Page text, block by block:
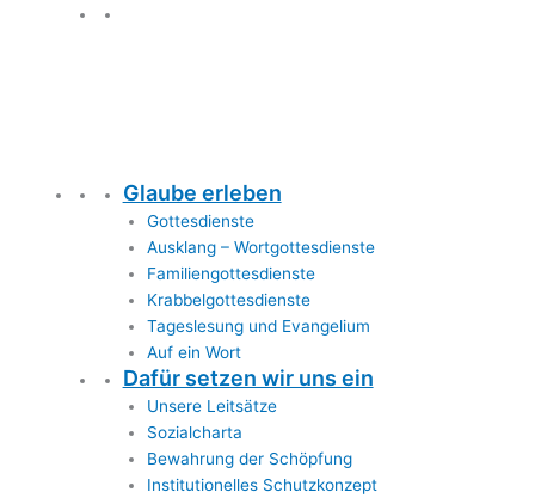
Glaube erleben
Gottesdienste
Ausklang – Wortgottesdienste
Familiengottesdienste
Krabbelgottesdienste
Tageslesung und Evangelium
Auf ein Wort
Dafür setzen wir uns ein
Unsere Leitsätze
Sozialcharta
Bewahrung der Schöpfung
Institutionelles Schutzkonzept